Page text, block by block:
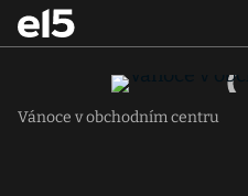
Vánoce v obchodním centru